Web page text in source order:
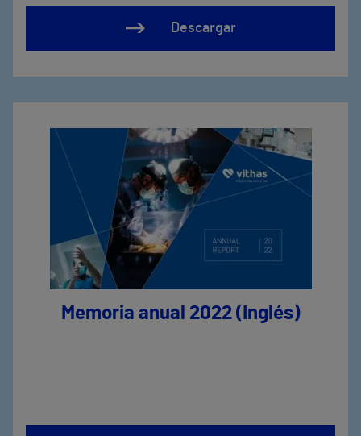
Descargar
Memoria anual 2022 (Inglés)